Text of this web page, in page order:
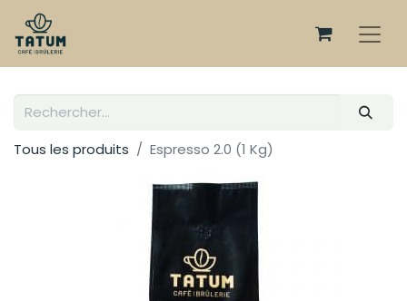
Tous les produits Espresso 2.0 (1 Kg)